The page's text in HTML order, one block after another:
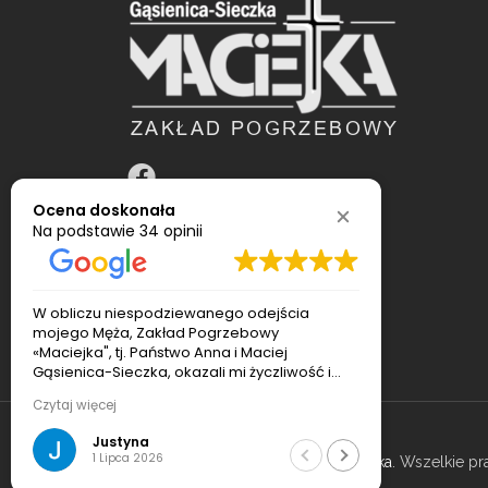
© 2022 Usługi pogrzebowe Maciejka. Wszelkie
Ocena doskonała
Na podstawie 34 opinii
W obliczu niespodziewanego odejścia
mojego Męża, Zakład Pogrzebowy
«Maciejka", tj. Państwo Anna i Maciej
Gąsienica-Sieczka, okazali mi życzliwość i
przygotowań do uroczystości pogrzebowej.
Pan Maciej sprawnie ogarnął transport i
czuwał nad porządkiem podczas pogrzebu.
Pani Ania bardzo pomogła mi z
Czytaj więcej
Justyna
1 Lipca 2026 21